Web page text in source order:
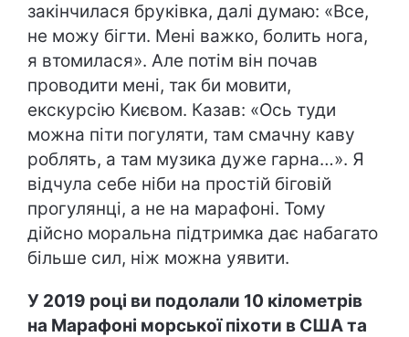
закінчилася бруківка, далі думаю: «Все,
не можу бігти. Мені важко, болить нога,
я втомилася». Але потім він почав
проводити мені, так би мовити,
екскурсію Києвом. Казав: «Ось туди
можна піти погуляти, там смачну каву
роблять, а там музика дуже гарна…». Я
відчула себе ніби на простій біговій
прогулянці, а не на марафоні. Тому
дійсно моральна підтримка дає набагато
більше сил, ніж можна уявити.
У 2019 році ви подолали 10 кілометрів
на Марафоні морської піхоти в США та